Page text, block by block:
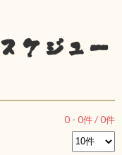
ケジュー
0 - 0件 /0件